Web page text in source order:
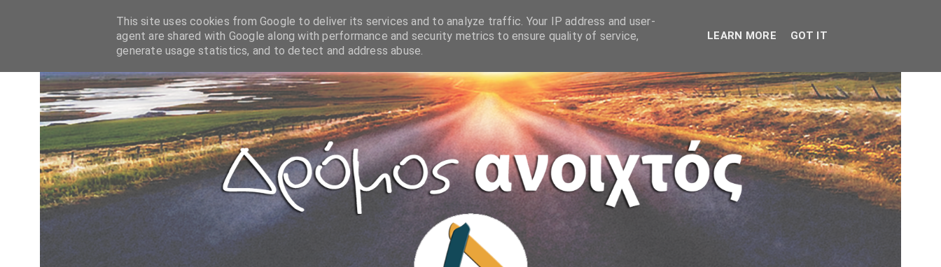
This site uses cookies from Google to deliver its services and to analyze traffic. Your IP address and user-
agent are shared with Google along with performance and security metrics to ensure quality of service,
generate usage statistics, and to detect and address abuse.
LEARN MORE GOT IT